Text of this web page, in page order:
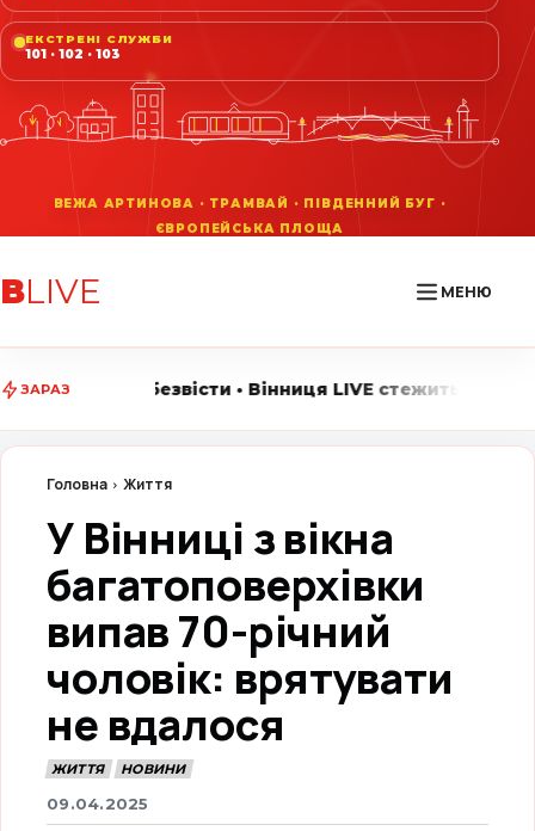
ЕКСТРЕНІ СЛУЖБИ
101 · 102 · 103
ВLIVE МЕНЮ
ЗАРАЗ
• Вінниця LIVE стежить за головними подіями
Головна Життя
У Вінниці з вікна
багатоповерхівки
випав 70-річний
чоловік: врятувати
не вдалося
ЖИТТЯ НОВИНИ
09.04.2025